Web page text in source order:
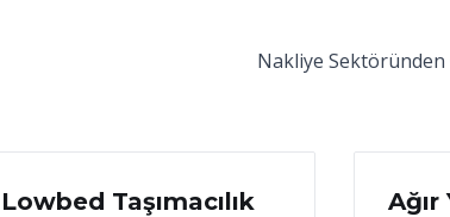
Nakliye Sektöründen
18 Haziran 2026
Lowbed Taşımacılık
17
Ağır